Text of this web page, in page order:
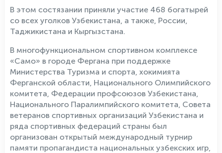
В этом состязании приняли участие 468 богатырей
со всех уголков Узбекистана, а также, России,
Таджикистана и Кыргызстана.
В многофункциональном спортивном комплексе
«Само» в городе Фергана при поддержке
Министерства Туризма и спорта, хокимията
Ферганской области, Национального Олимпийского
комитета, Федерации профсоюзов Узбекистана,
Национального Паралимпийского комитета, Совета
ветеранов спортивных организаций Узбекистана и
ряда спортивных федераций страны был
организован открытый международный турнир
памяти пропагандиста национальных узбекских игр,